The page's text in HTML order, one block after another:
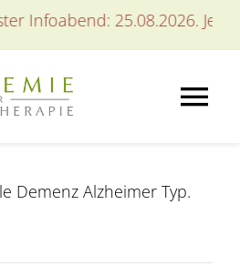
Infoabend: 25.08.2026.
Demenz Alzheimer Typ.